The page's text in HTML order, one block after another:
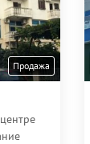
Продажа